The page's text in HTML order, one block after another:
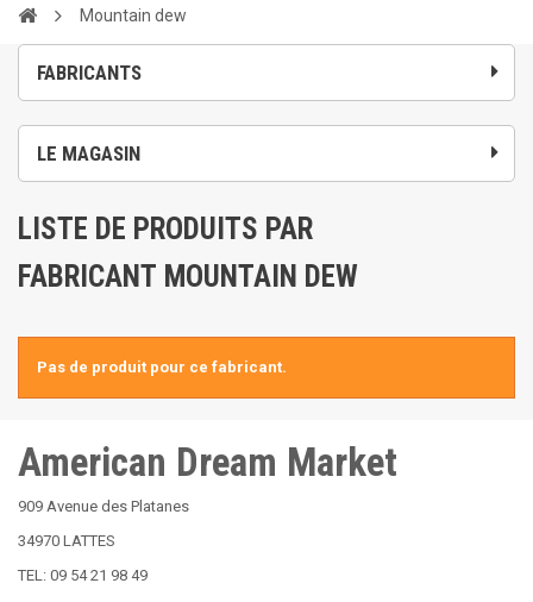
Mountain dew
FABRICANTS
LE MAGASIN
LISTE DE PRODUITS PAR
FABRICANT MOUNTAIN DEW
Pas de produit pour ce fabricant.
American Dream Market
909 Avenue des Platanes
34970 LATTES
TEL: 09 54 21 98 49